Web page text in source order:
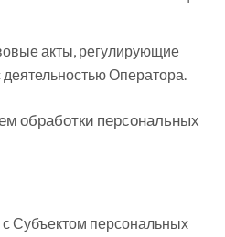
акты, регулирующие
Оператора.
обработки персональных
Субъектом персональных